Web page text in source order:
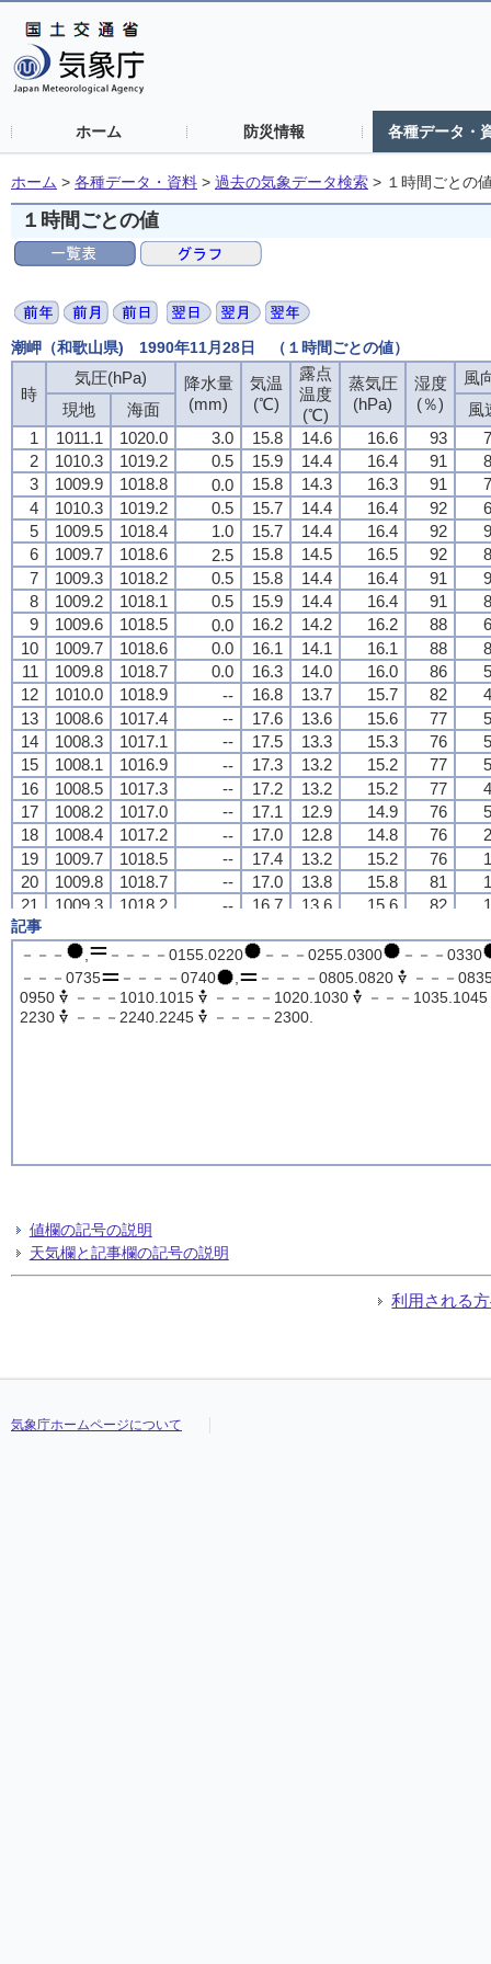
ホーム 防災情報 各種データ・
ホーム > 各種データ・資料 > 過去の気象データ検索 > １時間ごとの
１時間ごとの値
潮岬（和歌山県) 1990年11月28日 （１時間ごとの値）
時
気圧(hPa)
降水量
(mm)
気温
(℃)
露点
温度
(℃)
蒸気圧
(hPa)
湿度
(％)
風
現地
海面
風
1
1011.1 1020.0 3.0 15.8 14.6 16.6 93
2
1010.3 1019.2 0.5 15.9 14.4 16.4 91
3
1009.9 1018.8 0.0 15.8 14.3 16.3 91
4
1010.3 1019.2 0.5 15.7 14.4 16.4 92
5
1009.5 1018.4 1.0 15.7 14.4 16.4 92
6
1009.7 1018.6 2.5 15.8 14.5 16.5 92
7
1009.3 1018.2 0.5 15.8 14.4 16.4 91
8
1009.2 1018.1 0.5 15.9 14.4 16.4 91
9
1009.6 1018.5 0.0 16.2 14.2 16.2 88
10
1009.7 1018.6 0.0 16.1 14.1 16.1 88
11
1009.8 1018.7 0.0 16.3 14.0 16.0 86
12
1010.0 1018.9 -- 16.8 13.7 15.7 82
13
1008.6 1017.4 -- 17.6 13.6 15.6 77
14
1008.3 1017.1 -- 17.5 13.3 15.3 76
15
1008.1 1016.9 -- 17.3 13.2 15.2 77
16
1008.5 1017.3 -- 17.2 13.2 15.2 77
17
1008.2 1017.0 -- 17.1 12.9 14.9 76
18
1008.4 1017.2 -- 17.0 12.8 14.8 76
19
1009.7 1018.5 -- 17.4 13.2 15.2 76
20
1009.8 1018.7 -- 17.0 13.8 15.8 81
21
1009.3 1018.2 -- 16.7 13.6 15.6 82
22
23
1009.3 1018.2 0.0 17.0 14.0 16.0 82
24
1009.1 1017.9 -- 17.1 13.9 15.9 81
時
気圧(hPa)
降水量
(mm)
気温
(℃)
露点
温度
(℃)
蒸気圧
(hPa)
湿度
(％)
風
現地
海面
風
1
1011.1 1020.0 3.0 15.8 14.6 16.6 93
2
1010.3 1019.2 0.5 15.9 14.4 16.4 91
3
1009.9 1018.8 0.0 15.8 14.3 16.3 91
4
1010.3 1019.2 0.5 15.7 14.4 16.4 92
5
1009.5 1018.4 1.0 15.7 14.4 16.4 92
6
1009.7 1018.6 2.5 15.8 14.5 16.5 92
7
1009.3 1018.2 0.5 15.8 14.4 16.4 91
8
1009.2 1018.1 0.5 15.9 14.4 16.4 91
9
1009.6 1018.5 0.0 16.2 14.2 16.2 88
10
1009.7 1018.6 0.0 16.1 14.1 16.1 88
11
1009.8 1018.7 0.0 16.3 14.0 16.0 86
12
1010.0 1018.9 -- 16.8 13.7 15.7 82
13
1008.6 1017.4 -- 17.6 13.6 15.6 77
14
1008.3 1017.1 -- 17.5 13.3 15.3 76
15
1008.1 1016.9 -- 17.3 13.2 15.2 77
16
1008.5 1017.3 -- 17.2 13.2 15.2 77
17
1008.2 1017.0 -- 17.1 12.9 14.9 76
18
1008.4 1017.2 -- 17.0 12.8 14.8 76
19
1009.7 1018.5 -- 17.4 13.2 15.2 76
20
1009.8 1018.7 -- 17.0 13.8 15.8 81
21
1009.3 1018.2 -- 16.7 13.6 15.6 82
22
23
1009.3 1018.2 0.0 17.0 14.0 16.0 82
24
1009.1 1017.9 -- 17.1 13.9 15.9 81
時
気圧(hPa)
降水量
(mm)
気温
(℃)
露点
温度
(℃)
蒸気圧
(hPa)
湿度
(％)
風
現地
海面
風
1
1011.1 1020.0 3.0 15.8 14.6 16.6 93
2
1010.3 1019.2 0.5 15.9 14.4 16.4 91
3
1009.9 1018.8 0.0 15.8 14.3 16.3 91
4
1010.3 1019.2 0.5 15.7 14.4 16.4 92
5
1009.5 1018.4 1.0 15.7 14.4 16.4 92
6
1009.7 1018.6 2.5 15.8 14.5 16.5 92
7
1009.3 1018.2 0.5 15.8 14.4 16.4 91
8
1009.2 1018.1 0.5 15.9 14.4 16.4 91
9
1009.6 1018.5 0.0 16.2 14.2 16.2 88
10
1009.7 1018.6 0.0 16.1 14.1 16.1 88
11
1009.8 1018.7 0.0 16.3 14.0 16.0 86
12
1010.0 1018.9 -- 16.8 13.7 15.7 82
13
1008.6 1017.4 -- 17.6 13.6 15.6 77
14
1008.3 1017.1 -- 17.5 13.3 15.3 76
15
1008.1 1016.9 -- 17.3 13.2 15.2 77
16
1008.5 1017.3 -- 17.2 13.2 15.2 77
17
1008.2 1017.0 -- 17.1 12.9 14.9 76
18
1008.4 1017.2 -- 17.0 12.8 14.8 76
19
1009.7 1018.5 -- 17.4 13.2 15.2 76
20
1009.8 1018.7 -- 17.0 13.8 15.8 81
21
1009.3 1018.2 -- 16.7 13.6 15.6 82
22
23
1009.3 1018.2 0.0 17.0 14.0 16.0 82
24
1009.1 1017.9 -- 17.1 13.9 15.9 81
時
気圧(hPa)
降水量
(mm)
気温
(℃)
露点
温度
(℃)
蒸気圧
(hPa)
湿度
(％)
風
現地
海面
風
1
1011.1 1020.0 3.0 15.8 14.6 16.6 93
2
1010.3 1019.2 0.5 15.9 14.4 16.4 91
3
1009.9 1018.8 0.0 15.8 14.3 16.3 91
4
1010.3 1019.2 0.5 15.7 14.4 16.4 92
5
1009.5 1018.4 1.0 15.7 14.4 16.4 92
6
1009.7 1018.6 2.5 15.8 14.5 16.5 92
7
1009.3 1018.2 0.5 15.8 14.4 16.4 91
8
1009.2 1018.1 0.5 15.9 14.4 16.4 91
9
1009.6 1018.5 0.0 16.2 14.2 16.2 88
10
1009.7 1018.6 0.0 16.1 14.1 16.1 88
11
1009.8 1018.7 0.0 16.3 14.0 16.0 86
12
1010.0 1018.9 -- 16.8 13.7 15.7 82
13
1008.6 1017.4 -- 17.6 13.6 15.6 77
14
1008.3 1017.1 -- 17.5 13.3 15.3 76
15
1008.1 1016.9 -- 17.3 13.2 15.2 77
16
1008.5 1017.3 -- 17.2 13.2 15.2 77
17
1008.2 1017.0 -- 17.1 12.9 14.9 76
18
1008.4 1017.2 -- 17.0 12.8 14.8 76
19
1009.7 1018.5 -- 17.4 13.2 15.2 76
20
1009.8 1018.7 -- 17.0 13.8 15.8 81
21
1009.3 1018.2 -- 16.7 13.6 15.6 82
22
23
1009.3 1018.2 0.0 17.0 14.0 16.0 82
24
1009.1 1017.9 -- 17.1 13.9 15.9 81
記事
－－－
－－－－0155.0220 －－－0255.0300
－－－0330
－－－0735
－－－－0740 －－－－0805.0820
－－－
0950
－－－1010.1015 －－－－1020.1030
－－－1035.1045
2230
－－－2240.2245 －－－－2300.
値欄の記号の説明
天気欄と記事欄の記号の説明
利用される
気象庁ホームページについて